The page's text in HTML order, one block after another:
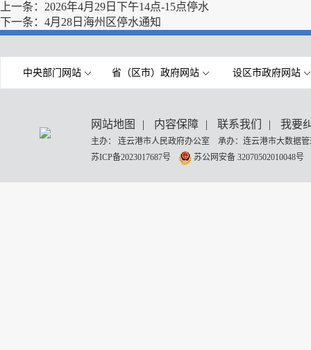
上一条： 2026年4月29日下午14点-15点停水
下一条： 4月28日海州区停水通知
中央部门网站 省（区市）政府网站 设区市政府网站
网站地图 | 内容保障 | 联系我们 | 我要
主办： 连云港市人民政府办公室 承办：连云港市大数据
苏ICP备2023017687号
苏公网安备 32070502010048号